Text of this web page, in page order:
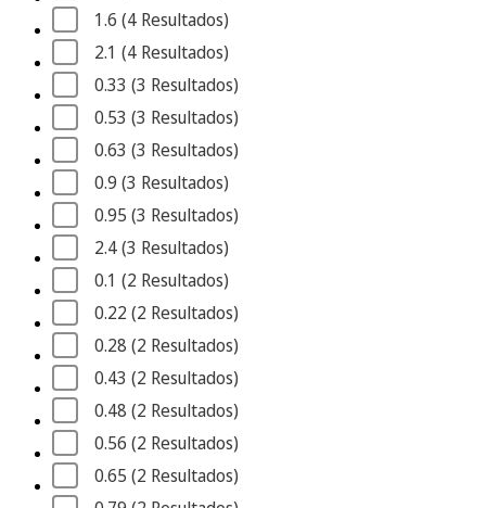
1.6 (4 Resultados)
2.1 (4 Resultados)
0.33 (3 Resultados)
0.53 (3 Resultados)
0.63 (3 Resultados)
0.9 (3 Resultados)
0.95 (3 Resultados)
2.4 (3 Resultados)
0.1 (2 Resultados)
0.22 (2 Resultados)
0.28 (2 Resultados)
0.43 (2 Resultados)
0.48 (2 Resultados)
0.56 (2 Resultados)
0.65 (2 Resultados)